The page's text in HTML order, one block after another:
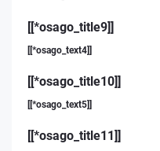
[[*osago_title9]]
[[*osago_text4]]
[[*osago_title10]]
[[*osago_text5]]
[[*osago_title11]]